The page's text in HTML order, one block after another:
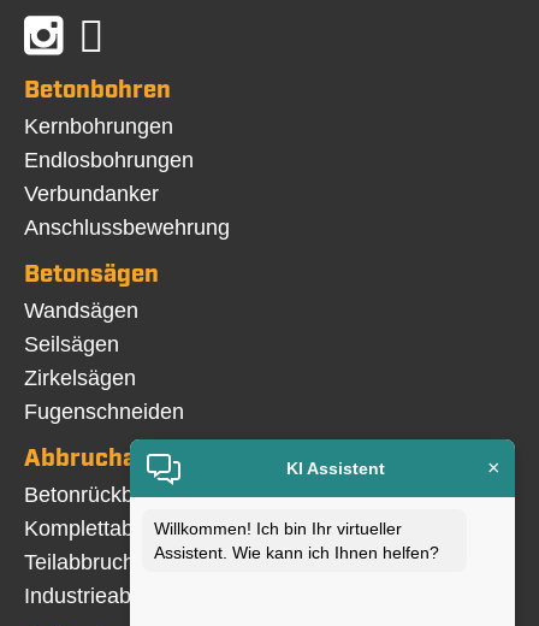
Betonbohren
Navigation
überspringen
Kernbohrungen
Endlosbohrungen
Verbundanker
Anschlussbewehrung
Betonsägen
Navigation
überspringen
Wandsägen
Seilsägen
Zirkelsägen
Fugenschneiden
Abbrucharbeiten
Navigation
überspringen
Betonrückbau
Komplettabbruch
Teilabbruch
Industrieabbruch
KI Assistent ×
Willkommen! Ich bin Ihr virtueller
Assistent. Wie kann ich Ihnen helfen?